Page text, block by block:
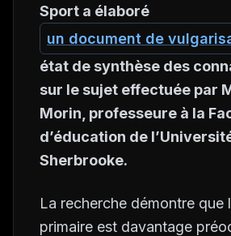
Sport a élaboré
un document de
état de synthèse des
sur le sujet effectuée par
Morin, professeure à la
d’éducation de
Sherbrooke.
La recherche démontre que
primaire est davantage